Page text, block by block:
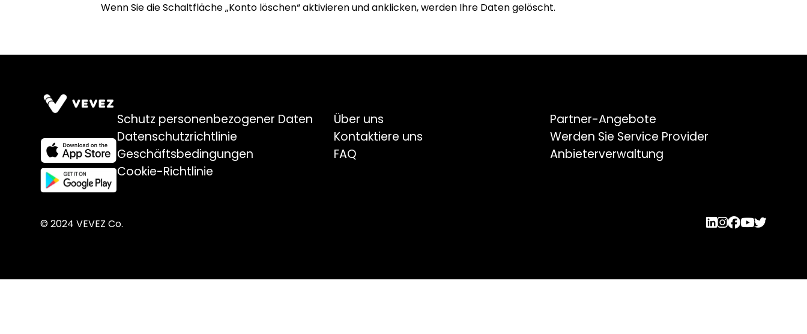
Schutz personenbezogener Daten
Datenschutzrichtlinie
Geschäftsbedingungen
Cookie-Richtlinie
Über uns
Kontaktiere uns
FAQ
Partner-Angebote
Werden Sie Service Provider
Anbieterverwaltung
© 2024 VEVEZ Co.